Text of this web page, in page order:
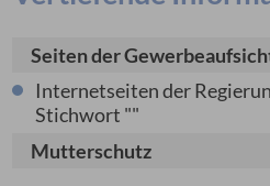
Seiten der
Internetseiten der
Stichwort "
Mutterschutz
"